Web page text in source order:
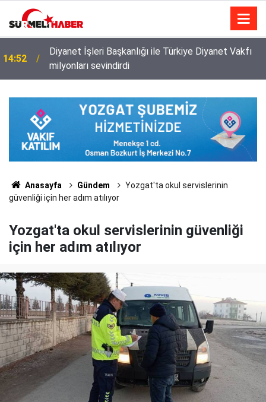
14:52
Diyanet İşleri Başkanlığı ile Türkiye Diyanet Vakfı
milyonları sevindirdi
Anasayfa Gündem
Yozgat'ta okul servislerinin
güvenliği için her adım atılıyor
Yozgat'ta okul servislerinin güvenliği
için her adım atılıyor